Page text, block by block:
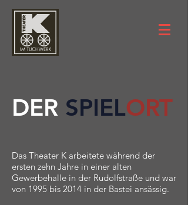
DER SPIELORT
Das Theater K arbeitete während der
ersten zehn Jahre in einer alten
Gewerbehalle in der Rudolfstraße und war
von 1995 bis 2014 in der Bastei ansässig.